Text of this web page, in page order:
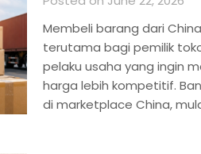
Membeli barang dari
terutama bagi pemilik
pelaku usaha yang ingin
harga lebih kompetitif.
di marketplace China,